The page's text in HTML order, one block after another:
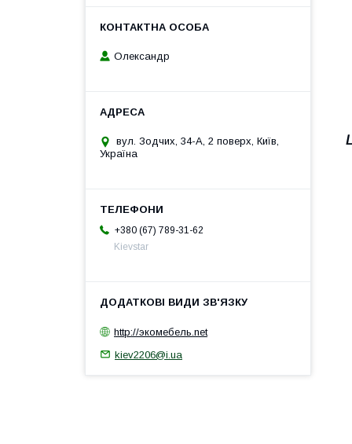
Олександр
вул. Зодчих, 34-А, 2 поверх, Київ,
Україна
+380 (67) 789-31-62
Kievstar
http://экомебель.net
kiev2206@i.ua